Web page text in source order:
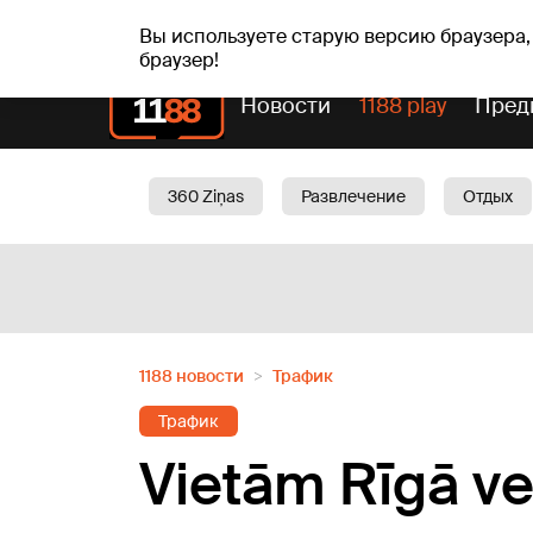
Вы используете старую версию
браузер!
пт, 07.08.2026. +20°C Alfrēds, Fredis, Madars
Новости 1188 play
360 Ziņas Развлечение
Отдых
1188 новости Трафик
Трафик
Vietām Rīgā